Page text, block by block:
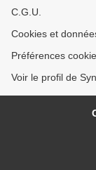
C.G.U.
Cookies et
Préférences
Voir le profil de